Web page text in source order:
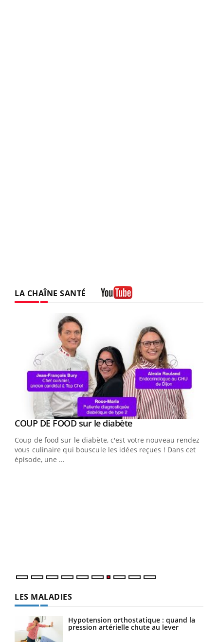
LA CHAÎNE SANTÉ
Youtube
COUP DE FOOD sur le diabèteYoutube
Coup de food sur le diabète, c'est votre nouveau rendez-
vous culinaire qui bouscule les idées reçues ! Dans cet
épisode, une ...
LES MALADIES
Hypotension orthostatique : quand la
pression artérielle chute au lever